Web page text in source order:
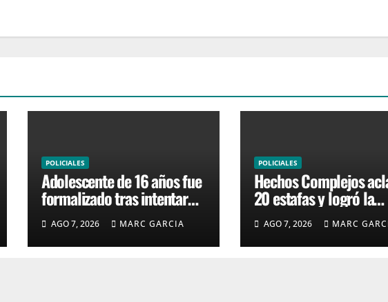
POLICIALES
Adolescente de 16 años fue
formalizado tras intentar
robar una moto en barrio
4HAGO 7, 2026 MARC GARCIA
POLICIALES
Hechos Complejos
20 estafas y logró la
condena de dos
AGO 7, 2026 MARC